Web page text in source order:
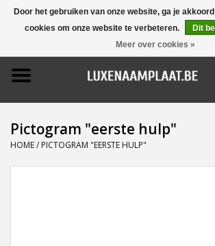
Home
Promoties
Naamborden
Pictogram "eerste hulp"
HOME/ PICTOGRAM "EERSTE HULP"
Door het gebruiken van onze website, ga je
cookies om onze website te verbeteren.
Dit
Meer over cookies »